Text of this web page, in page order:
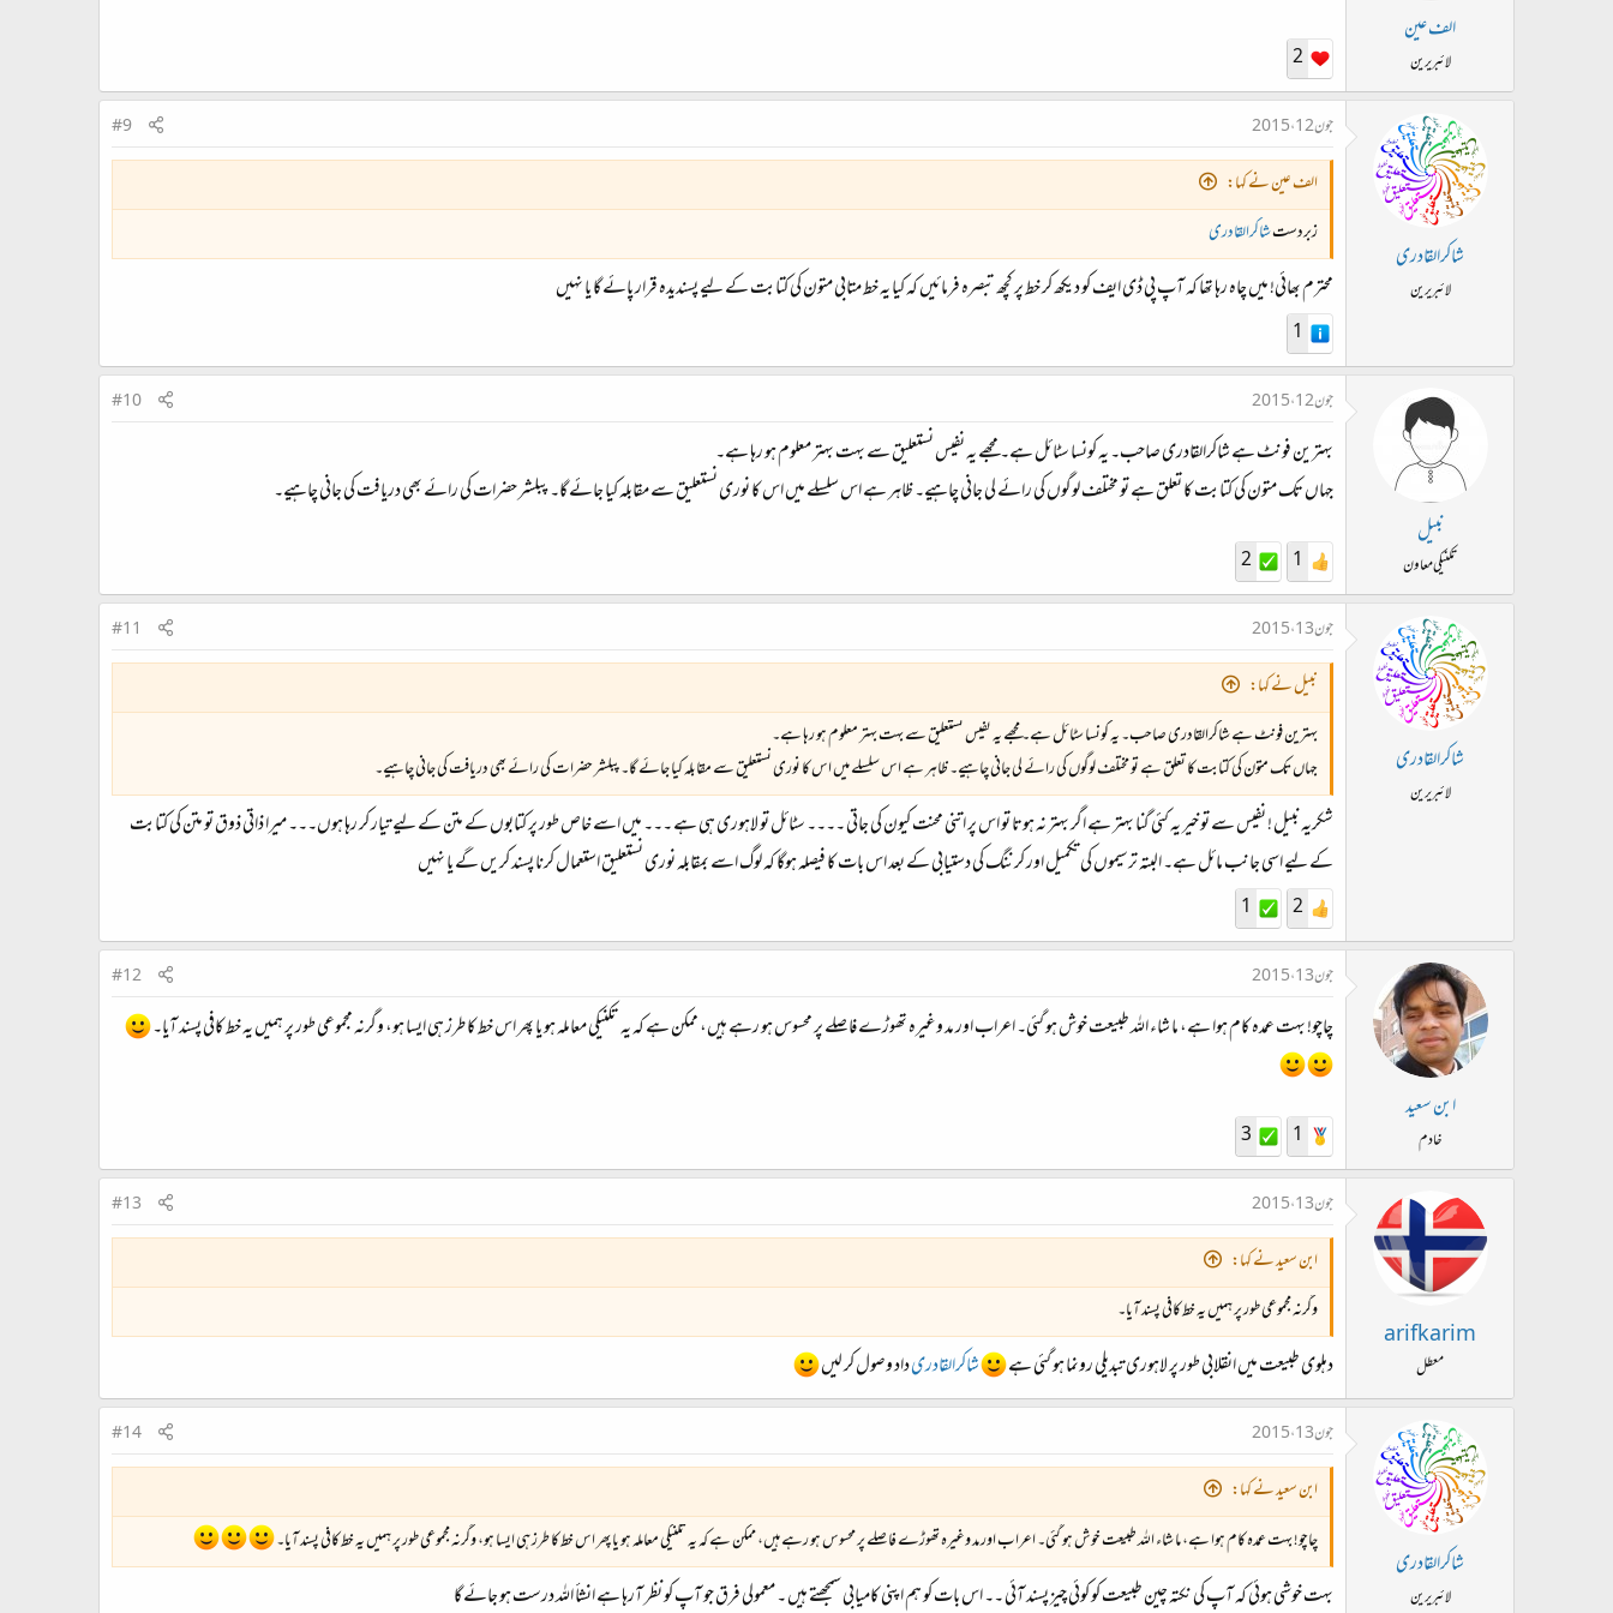
الف عین
لائبریرین 2
شاکرالقادری
لائبریرین
جون 12، 2015 #9
الف عین نے کہا:
زبردستشاکرالقادری
محترم بھائی! میں چاہ رہا تھا کہ آپ پی ڈی ایف کو دیکھ کر خط پر کچھ تبصرہ فرمائیں کہ کیا یہ خط متابی متون کی کتابت کے لیے پسندیدہ قرار پائے گا یا نہیں
1
نبیل
تکنیکی معاون
جون 12، 2015 #10
بہترین فونٹ ہے شاکرالقادری صاحب۔ یہ کونسا سٹائل ہے۔ مجھے یہ نفیس نستعلیق سے بہت بہتر معلوم ہو رہا ہے۔
جہاں تک متون کی کتابت کا تعلق ہے تو مختلف لوگوں کی رائے لی جانی چاہیے۔ ظاہر ہے اس سلسلے میں اس کا نوری نستعلیق سے مقابلہ کیا جائے گا۔ پبلشر حضرات کی رائے بھی دریافت کی جانی چاہیے۔
1
2
شاکرالقادری
لائبریرین
جون 13، 2015 #11
نبیل نے کہا:
بہترین فونٹ ہے شاکرالقادری صاحب۔ یہ کونسا سٹائل ہے۔ مجھے یہ نفیس نستعلیق سے بہت بہتر معلوم ہو رہا ہے۔
جہاں تک متون کی کتابت کا تعلق ہے تو مختلف لوگوں کی رائے لی جانی چاہیے۔ ظاہر ہے اس سلسلے میں اس کا نوری نستعلیق سے مقابلہ کیا جائے گا۔ پبلشر حضرات کی رائے بھی دریافت کی جانی چاہیے۔
شکریہ نبیل ! نفیس سے تو خیر یہ کئی گنا بہتر ہے اگر بہتر نہ ہوتا تو اس پر اتنی محنت کیون کی جاتی ۔۔۔۔ سٹائل تو لاہوری ہی ہے ۔۔۔ میں اسے خاص طور پر کتابوں کے متن کے لیے تیار کر رہا ہوں۔۔۔ میرا ذاتی ذوق تو متن کی کتابت
کے لیے اسی جانب مائل ہے۔ البتہ ترسیموں کی تکمیل اور کرننگ کی دستیابی کے بعد اس بات کا فیصلہ ہوگا کہ لوگ اسے بمقابلہ نوری نستعلیق استعمال کرنا پسند کریں گے یا نہیں
2
1
ابن سعید
خادم
جون 13، 2015 #12
چاچو! بہت عمدہ کام ہوا ہے، ما شاء اللہ طبیعت خوش ہو گئی۔ اعراب اور مد وغیرہ تھوڑے فاصلے پر محسوس ہو رہے ہیں، ممکن ہے کہ یہ تکنیکی معاملہ ہو یا پھر اس خط کا طرز ہی ایسا ہو، وگرنہ مجموعی طور پر ہمیں یہ خط کافی پسند آیا۔
1
3
arifkarim
معطل
جون 13، 2015 #13
ابن سعید نے کہا:
وگرنہ مجموعی طور پر ہمیں یہ خط کافی پسند آیا۔
دہلوی طبیعت میں انقلابی طور پر لاہوری تبدیلی رونما ہو گئی ہے شاکرالقادریداد وصول کر لیں
شاکرالقادری
لائبریرین
جون 13، 2015 #14
ابن سعید نے کہا:
چاچو! بہت عمدہ کام ہوا ہے، ما شاء اللہ طبیعت خوش ہو گئی۔ اعراب اور مد وغیرہ تھوڑے فاصلے پر محسوس ہو رہے ہیں، ممکن ہے کہ یہ تکنیکی معاملہ ہو یا پھر اس خط کا طرز ہی ایسا ہو، وگرنہ مجموعی طور پر ہمیں یہ خط کافی پسند آیا۔
بہت خوشی ہوئی کہ آپ کی نکتہ چین طبیعت کو کوئی چیز پسند آئی ۔۔ اس بات کو ہم اپنی کامیابی سمجھتے ہیں ۔ معمولی فرق جو آپ کو نظر آرہا ہے انشأ اللہ درست ہو جائے گا